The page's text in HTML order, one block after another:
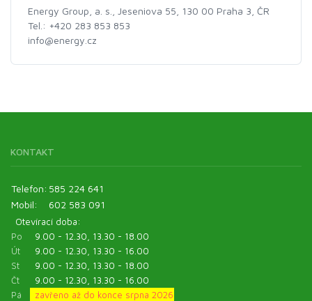
Energy Group, a. s., Jeseniova 55, 130 00 Praha 3, ČR
Tel.: +420 283 853 853
info@energy.cz
KONTAKT
Telefon: 585 224 641
Mobil:
602 583 091
Otevírací doba:
Po
9.00 - 12.30, 13.30 - 18.00
Út
9.00 - 12.30, 13.30 - 16.00
St
9.00 - 12.30, 13.30 - 18.00
Čt
9.00 - 12.30, 13.30 - 16.00
Pá
zavřeno až do konce srpna 2026